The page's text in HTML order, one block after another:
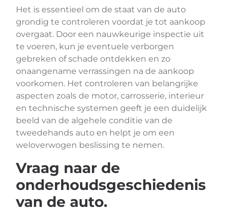
Het is essentieel om de staat van de auto
grondig te controleren voordat je tot aankoop
overgaat. Door een nauwkeurige inspectie uit
te voeren, kun je eventuele verborgen
gebreken of schade ontdekken en zo
onaangename verrassingen na de aankoop
voorkomen. Het controleren van belangrijke
aspecten zoals de motor, carrosserie, interieur
en technische systemen geeft je een duidelijk
beeld van de algehele conditie van de
tweedehands auto en helpt je om een
weloverwogen beslissing te nemen.
Vraag naar de
onderhoudsgeschiedenis
van de auto.